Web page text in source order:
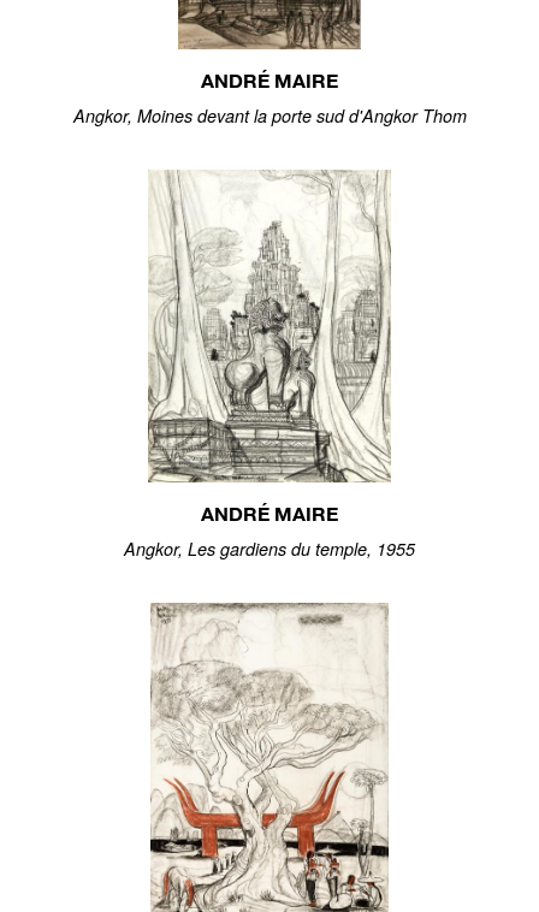
ANDRÉ MAIRE
Angkor, Moines devant la porte sud d'Angkor Thom
ANDRÉ MAIRE
Angkor, Les gardiens du temple, 1955